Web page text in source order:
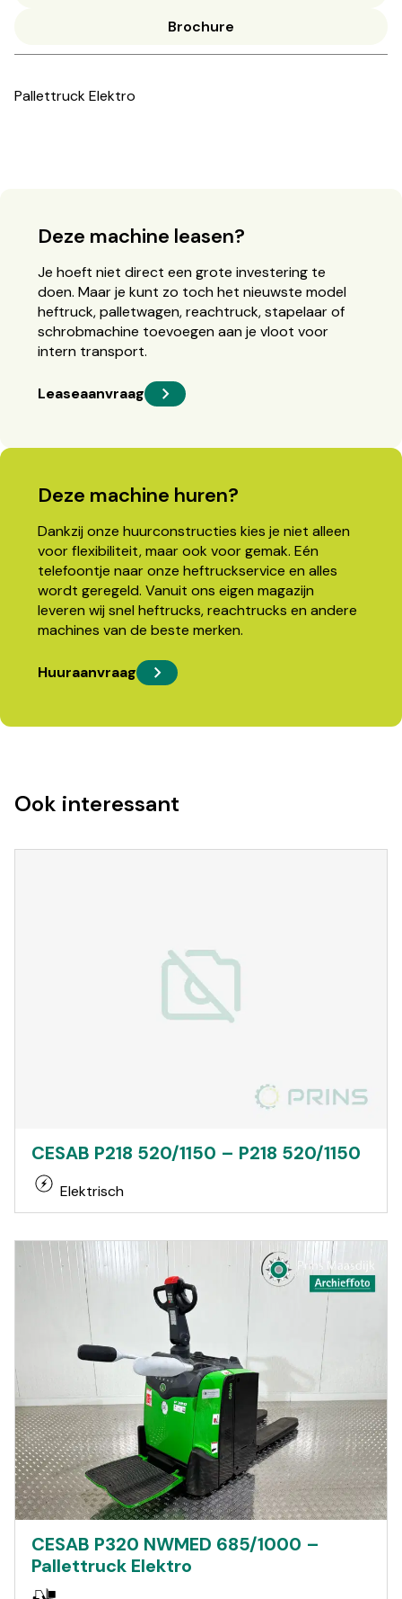
Brochure
Pallettruck Elektro
Deze machine leasen?
Je hoeft niet direct een grote investering te
doen. Maar je kunt zo toch het nieuwste model
heftruck, palletwagen, reachtruck, stapelaar of
schrobmachine toevoegen aan je vloot voor
intern transport.
Leaseaanvraag
Deze machine huren?
Dankzij onze huurconstructies kies je niet alleen
voor flexibiliteit, maar ook voor gemak. Eén
telefoontje naar onze heftruckservice en alles
wordt geregeld. Vanuit ons eigen magazijn
leveren wij snel heftrucks, reachtrucks en andere
machines van de beste merken.
Huuraanvraag
Ook interessant
CESAB P218 520/1150 – P218 520/1150
Elektrisch
CESAB P320 NWMED 685/1000 –
Pallettruck Elektro